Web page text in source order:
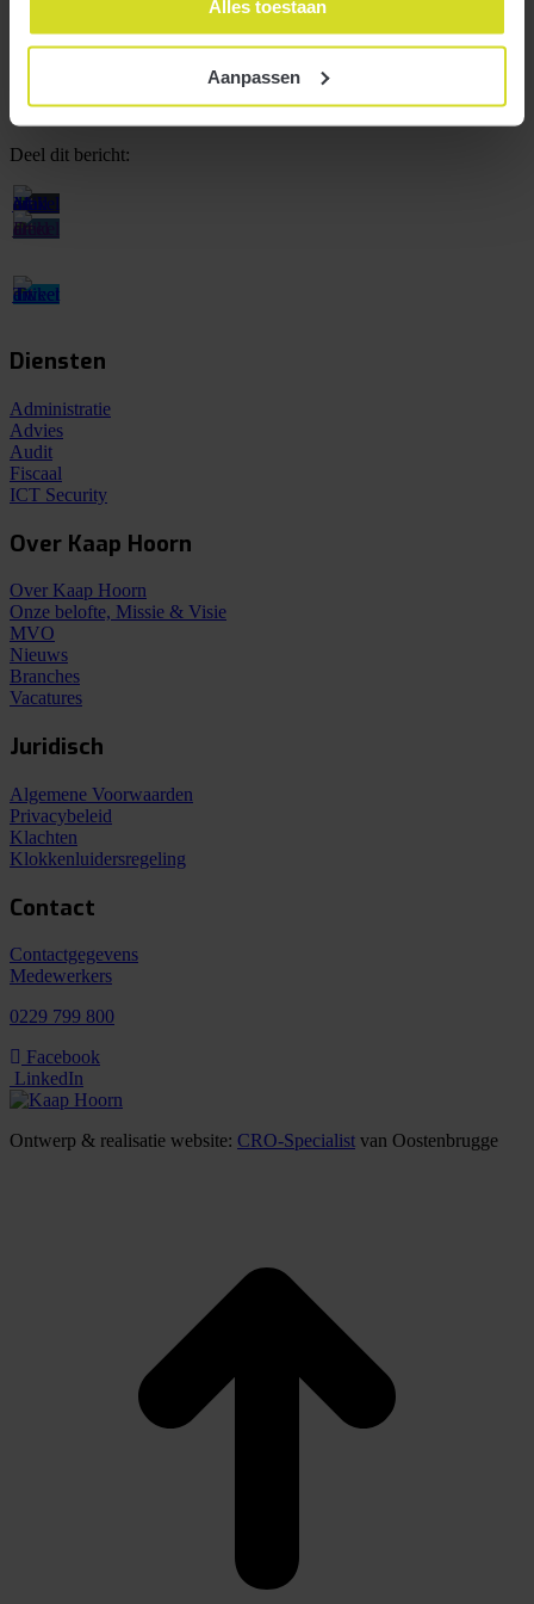
Alles toestaan
Aanpassen
We vinden het altijd leuk om vrijblijvend kennis te maken
Deel dit bericht:
Diensten
Administratie
Advies
Audit
Fiscaal
ICT Security
Over Kaap Hoorn
Over Kaap Hoorn
Onze belofte, Missie & Visie
MVO
Nieuws
Branches
Vacatures
Juridisch
Algemene Voorwaarden
Privacybeleid
Klachten
Klokkenluidersregeling
Contact
Contactgegevens
Medewerkers
0229 799 800
Facebook
LinkedIn
Ontwerp & realisatie website: CRO-Specialist van Oostenbrugge